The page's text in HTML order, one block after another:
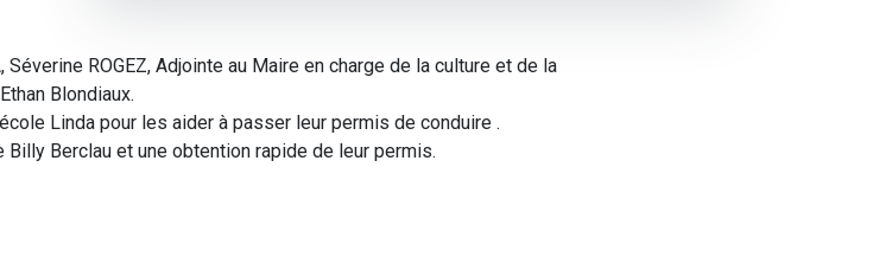
ROGEZ, Adjointe au Maire en charge de la culture et de la
Blondiaux.
Linda pour les aider à passer leur permis de conduire .
Berclau et une obtention rapide de leur permis.